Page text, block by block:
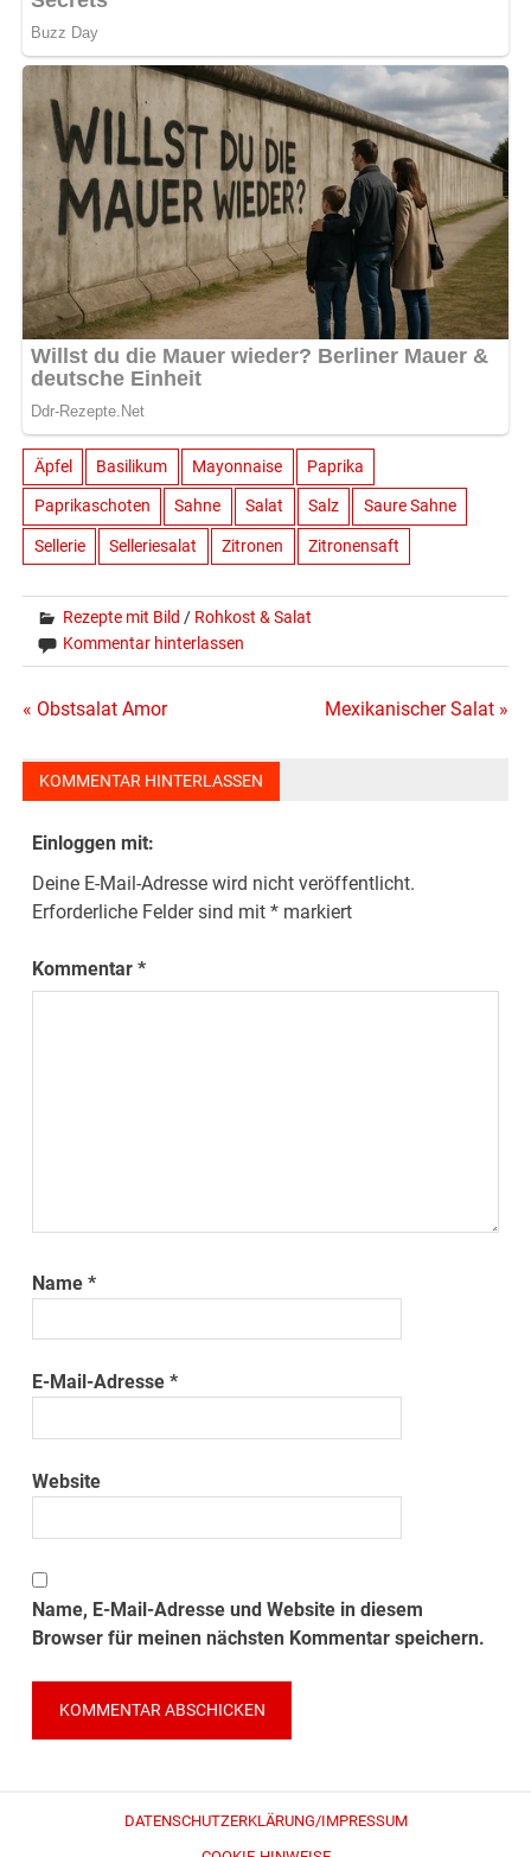
Äpfel Basilikum Mayonnaise Paprika
Paprikaschoten Sahne Salat Salz Saure Sahne
Sellerie Selleriesalat Zitronen Zitronensaft
Rezepte mit Bild / Rohkost & Salat
Kommentar hinterlassen
Beitragsnavigation
« Obstsalat Amor Mexikanischer Salat »
KOMMENTAR HINTERLASSEN
Einloggen mit:
Deine E-Mail-Adresse wird nicht veröffentlicht.
Erforderliche Felder sind mit* markiert
Kommentar*
Name*
E-Mail-Adresse*
Website
Name, E-Mail-Adresse und Website in diesem
Browser für meinen nächsten Kommentar speichern.
DATENSCHUTZERKLÄRUNG/IMPRESSUM